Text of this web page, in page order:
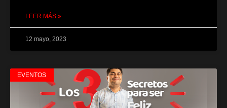
LEER MÁS »
12 mayo, 2023
EVENTOS